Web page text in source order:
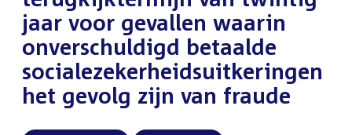
jaar voor gevallen waarin
onverschuldigd betaalde
socialezekerheidsuitkeringen
het gevolg zijn van fraude